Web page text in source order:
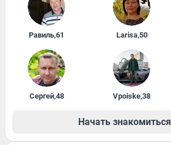
Равиль,61 Larisa,50
Сергей,48 Vpoiske,38
Начать знакомиться